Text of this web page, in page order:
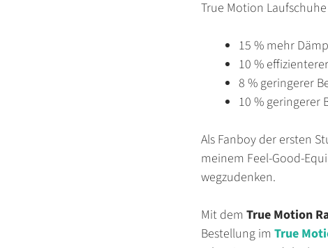
True Motion
15 % mehr
10 %
8 % geringerer
10 % geringerer
Als Fanboy der ersten
meinem Feel-Good-
wegzudenken.
Mit dem True Motion
Bestellung im True